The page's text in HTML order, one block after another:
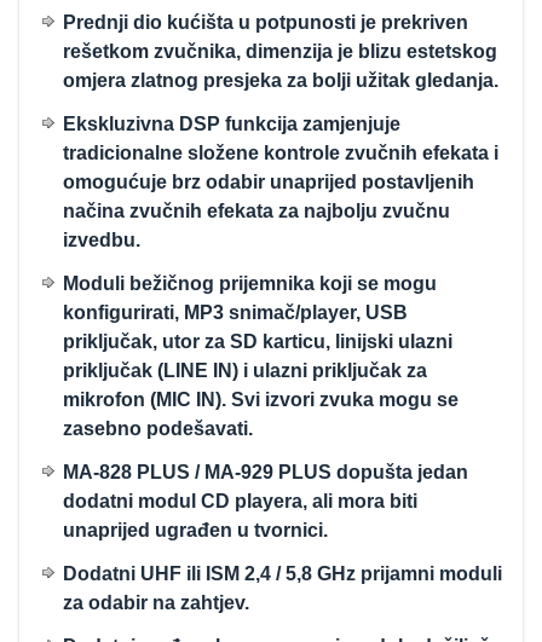
Prednji dio kućišta u potpunosti je prekriven
rešetkom zvučnika, dimenzija je blizu estetskog
omjera zlatnog presjeka za bolji užitak gledanja.
Ekskluzivna DSP funkcija zamjenjuje
tradicionalne složene kontrole zvučnih efekata i
omogućuje brz odabir unaprijed postavljenih
načina zvučnih efekata za najbolju zvučnu
izvedbu.
Moduli bežičnog prijemnika koji se mogu
konfigurirati, MP3 snimač/player, USB
priključak, utor za SD karticu, linijski ulazni
priključak (LINE IN) i ulazni priključak za
mikrofon (MIC IN). Svi izvori zvuka mogu se
zasebno podešavati.
MA-828 PLUS / MA-929 PLUS dopušta jedan
dodatni modul CD playera, ali mora biti
unaprijed ugrađen u tvornici.
Dodatni UHF ili ISM 2,4 / 5,8 GHz prijamni moduli
za odabir na zahtjev.